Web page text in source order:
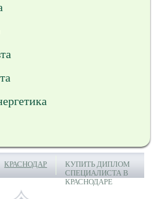
КРАСНОДАР
КУПИТЬ ДИПЛОМ
СПЕЦИАЛИСТА В
КРАСНОДАРЕ